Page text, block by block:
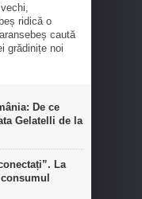
ridică o
caută
grădinițe noi
De ce
Gelatelli de la
La